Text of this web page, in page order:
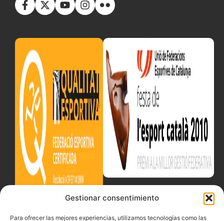
Gestionar consentimiento
Para ofrecer las mejores experiencias, utilizamos tecnologías como las